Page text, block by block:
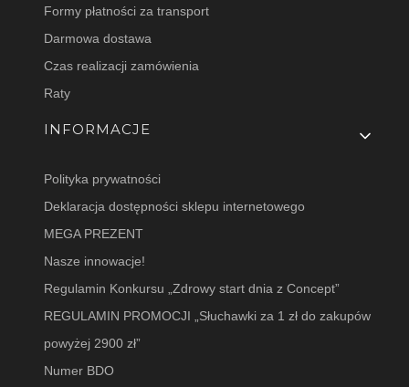
Formy płatności za transport
Darmowa dostawa
Czas realizacji zamówienia
Raty
INFORMACJE
Polityka prywatności
Deklaracja dostępności sklepu internetowego
MEGA PREZENT
Nasze innowacje!
Regulamin Konkursu „Zdrowy start dnia z Concept”
REGULAMIN PROMOCJI „Słuchawki za 1 zł do zakupów
powyżej 2900 zł”
Numer BDO